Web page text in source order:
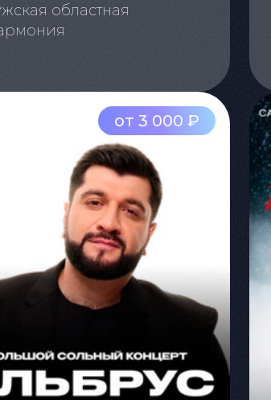
областная
от 3 000 ₽